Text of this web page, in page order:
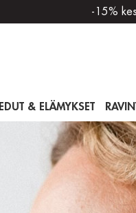
-15%
EDUT & ELÄMYKSET